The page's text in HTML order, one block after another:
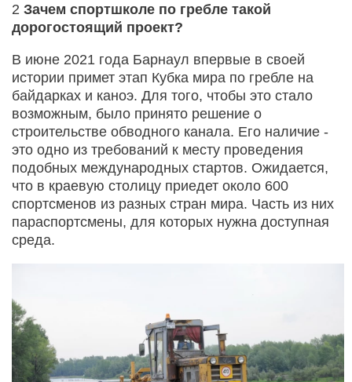
2 Зачем спортшколе по гребле такой
дорогостоящий проект?
В июне 2021 года Барнаул впервые в своей
истории примет этап Кубка мира по гребле на
байдарках и каноэ. Для того, чтобы это стало
возможным, было принято решение о
строительстве обводного канала. Его наличие -
это одно из требований к месту проведения
подобных международных стартов. Ожидается,
что в краевую столицу приедет около 600
спортсменов из разных стран мира. Часть из них
параспортсмены, для которых нужна доступная
среда.